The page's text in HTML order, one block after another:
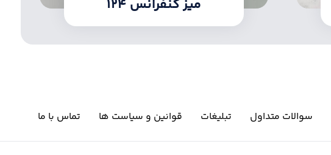
میز کنفرانس ۱۲۴
سوالات متداول تبلیغات قوانین و سیاست ها تماس با ما